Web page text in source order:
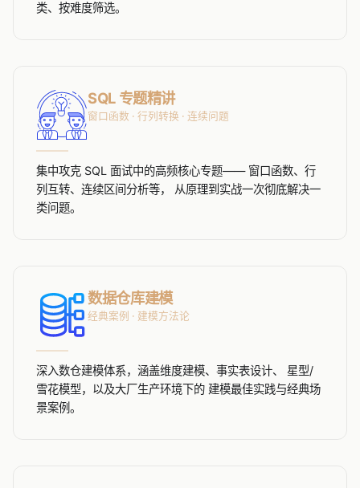
类、按难度筛选。
SQL 专题精讲
窗口函数 · 行列转换 · 连续问题
集中攻克 SQL 面试中的高频核心专题—— 窗口函数、行
列互转、连续区间分析等， 从原理到实战一次彻底解决一
类问题。
数据仓库建模
经典案例 · 建模方法论
深入数仓建模体系，涵盖维度建模、事实表设计、 星型/
雪花模型，以及大厂生产环境下的 建模最佳实践与经典场
景案例。